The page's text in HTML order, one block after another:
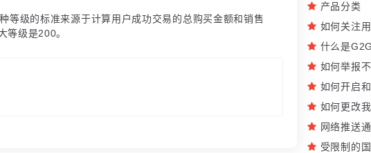
等级的标准来源于计算用户成功交易的总购买金额和销售
等级是200。
产品分类
如何关注
什么是
如何举报不
如何开启
如何更改
网络推送
受限制的